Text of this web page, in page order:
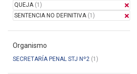
QUEJA(1)
SENTENCIA NO DEFINITIVA(1)
Organismo
SECRETARÍA PENAL STJ Nº2 (1)